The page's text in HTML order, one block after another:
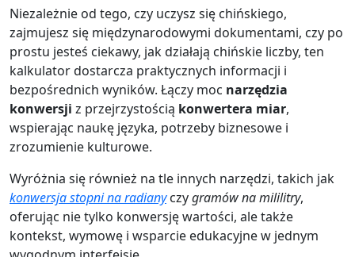
Niezależnie od tego, czy uczysz się chińskiego,
zajmujesz się międzynarodowymi dokumentami, czy po
prostu jesteś ciekawy, jak działają chińskie liczby, ten
kalkulator dostarcza praktycznych informacji i
bezpośrednich wyników. Łączy moc narzędzia
konwersji z przejrzystością konwertera miar,
wspierając naukę języka, potrzeby biznesowe i
zrozumienie kulturowe.
Wyróżnia się również na tle innych narzędzi, takich jak
konwersja stopni na radianyczygramów na mililitry,
oferując nie tylko konwersję wartości, ale także
kontekst, wymowę i wsparcie edukacyjne w jednym